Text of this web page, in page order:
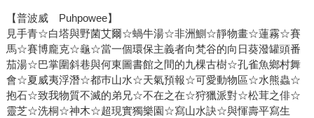
【普波威 Puhpowee】
見手青☆白塔與野菌艾爾☆蝸牛湯☆非洲鰂☆靜物畫☆蓮霧☆賽
馬☆賽博龐克☆龜☆當一個環保主義者向梵谷的向日葵潑罐頭番
茄湯☆巴掌圍斜巷與何東圖書館之間的九棵古樹☆孔雀魚鄉村舞
會☆夏威夷浮潛☆都巿山水☆天氣預報☆可愛動物區☆水熊蟲☆
抱石☆致我物質不滅的弟兄☆不在之在☆狩獵派對☆松茸之俳☆
靈芝☆洗桐☆神木☆超現實獨樂園☆寫山水訣☆與惲壽平寫生